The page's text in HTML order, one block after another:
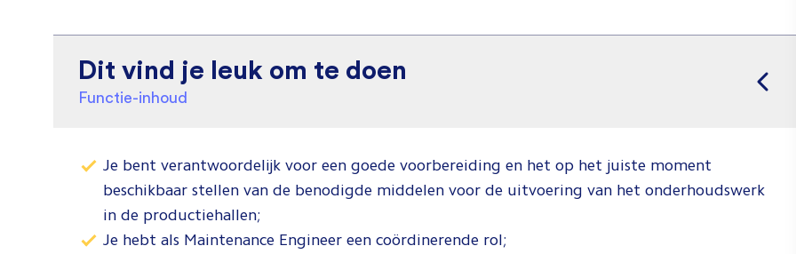
Dit vind je leuk om te doen
Functie-inhoud
Je bent verantwoordelijk voor een goede voorbereiding en het op het juiste moment
beschikbaar stellen van de benodigde middelen voor de uitvoering van het onderhoudswerk
in de productiehallen;
Je hebt als Maintenance Engineer een coördinerende rol;